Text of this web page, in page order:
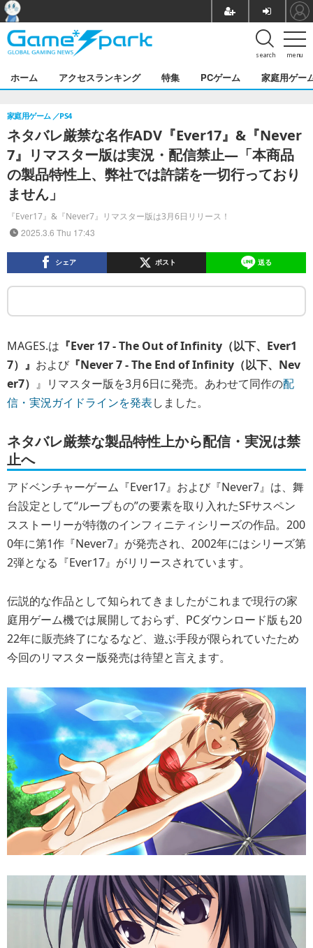
menu
search
ホーム アクセスランキング 特集 PCゲーム 家庭用ゲー
ネタバレ厳禁な名作ADV『Ever17』&『Never
7』リマスター版は実況・配信禁止―「本商品
の製品特性上、弊社では許諾を一切行っており
ません」
『Ever17』&『Never7』リマスター版は3月6日リリース！
家庭用ゲーム PS4
2025.3.6 Thu 17:43
シェア ポスト 送る
MAGES.は 『Ever 17 - The Out of Infinity（以下、Ever1
7）』 および 『Never 7 - The End of Infinity（以下、Nev
er7） 』リマスター版を3月6日に発売。あわせて同作の配
信・実況ガイドラインを発表しました。
ネタバレ厳禁な製品特性上から配信・実況は禁
止へ
アドベンチャーゲーム『Ever17』および『Never7』は、舞
台設定として“ループもの”の要素を取り入れたSFサスペン
スストーリーが特徴のインフィニティシリーズの作品。200
0年に第1作『Never7』が発売され、2002年にはシリーズ第
2弾となる『Ever17』がリリースされています。
伝説的な作品として知られてきましたがこれまで現行の家
庭用ゲーム機では展開しておらず、PCダウンロード版も20
22年に販売終了になるなど、遊ぶ手段が限られていたため
今回のリマスター版発売は待望と言えます。